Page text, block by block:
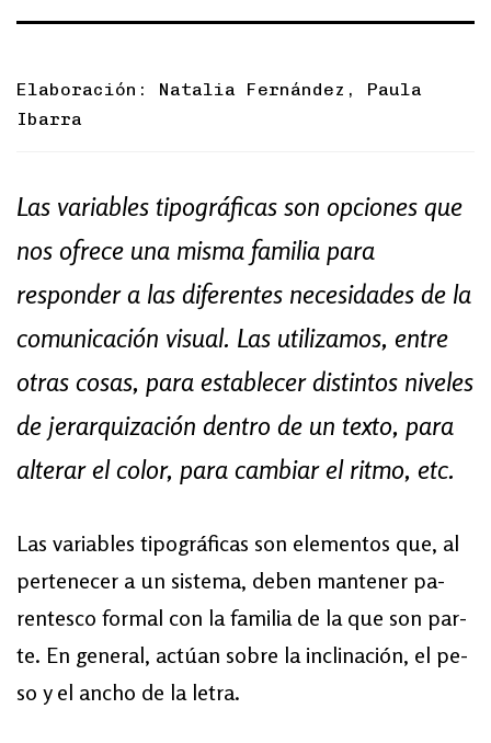
Elaboración: Natalia Fernández, Paula
Ibarra
Las va­ria­bles ti­po­grá­fi­cas son opciones que
nos ofrece una misma familia para
responder a las di­fe­ren­tes ne­ce­si­da­des de la
co­mu­ni­ca­ción vi­sual. Las utilizamos, entre
otras cosas, para es­ta­ble­cer dis­tin­tos ni­ve­les
de jerarquización den­tro de un tex­to, para
al­te­rar el co­lor, para cambiar el rit­mo, etc.
Las va­ria­bles ti­po­grá­fi­cas son ele­men­tos que, al
per­te­ne­cer a un sis­te­ma, de­ben man­te­ner pa­
ren­tes­co for­mal con la fa­mi­lia de la que son par­
te. En ge­ne­ral, ac­túan so­bre la in­cli­na­ción, el pe­
so y el an­cho de la le­tra.